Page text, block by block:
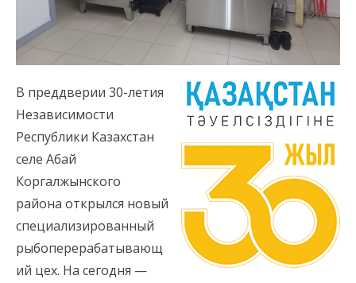
В преддверии 30-летия
Независимости
Республики Казахстан
селе Абай
Коргалжынского
района открылся новый
специализированный
рыбоперерабатывающ
ий цех. На сегодня —